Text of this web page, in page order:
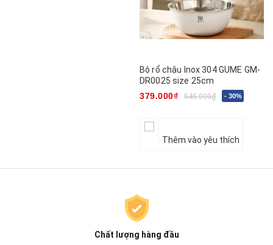
Bộ rổ chậu Inox 304 GUME GM-
DR0025 size 25cm
379.000₫
545.000₫ - 30%
Thêm vào yêu thích
Chất lượng hàng đầu